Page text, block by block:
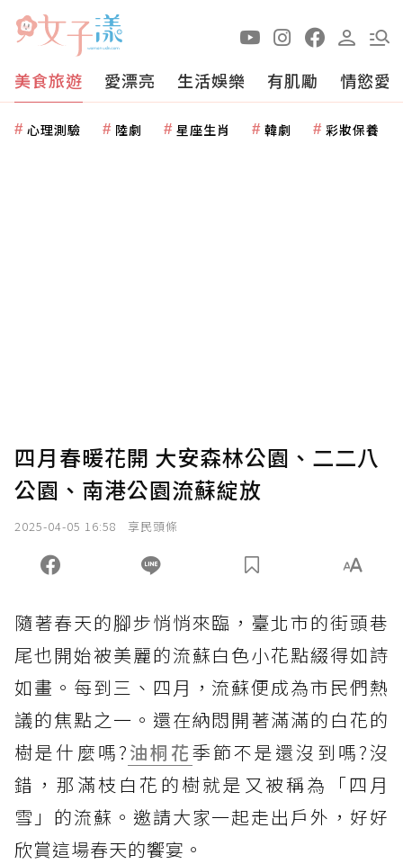
美食旅遊 愛漂亮 生活娛樂 有肌勵 情慾愛
心理測驗 陸劇 星座生肖 韓劇 彩妝保養
四月春暖花開 大安森林公園、二二八
公園、南港公園流蘇綻放
2025-04-05 16:58 享民頭條
隨著春天的腳步悄悄來臨，臺北市的街頭巷
尾也開始被美麗的流蘇白色小花點綴得如詩
如畫。每到三、四月，流蘇便成為市民們熱
議的焦點之一。還在納悶開著滿滿的白花的
樹是什麼嗎?油桐花季節不是還沒到嗎?沒
錯，那滿枝白花的樹就是又被稱為「四月
雪」的流蘇。邀請大家一起走出戶外，好好
欣賞這場春天的饗宴。